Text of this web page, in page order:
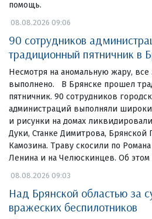
помощь.
08.08.2026 09:06
90 сотрудников
традиционный пятничник в
Несмотря на аномальную жару,
выполнено. В Брянске прошел
пятничник. 90 сотрудников
администраций выполняли
и рисунки на домах
Дуки, Станке Димитрова,
Камозина. Траву скосили по
Ленина и на Челюскинцев. Об
08.08.2026 09:03
Над Брянской областью за
вражеских беспилотников